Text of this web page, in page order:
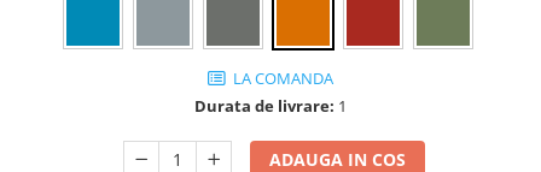
Uleiuri
Carucior butoi 200 L
Tip SKM - pentru span
Tip 3S cu basculare pe 3 laturi
Tip SK – model Heavy-Duty
LA COMANDA
Durata de livrare: 1
ADAUGA IN COS